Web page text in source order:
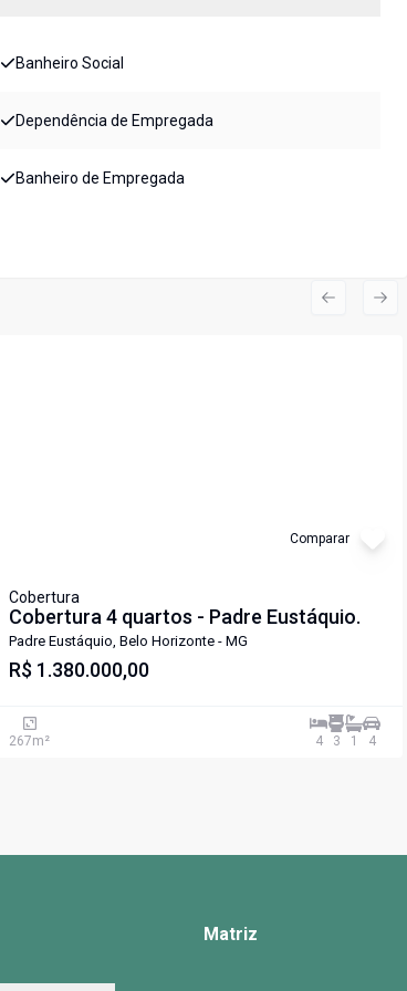
Banheiro Social
Dependência de Empregada
Banheiro de Empregada
Comparar
Cobertura
Cobertura 4 quartos - Padre Eustáquio.
Padre Eustáquio, Belo Horizonte - MG
R$ 1.380.000,00
267m² 4 3 1 4
Previous
Matriz